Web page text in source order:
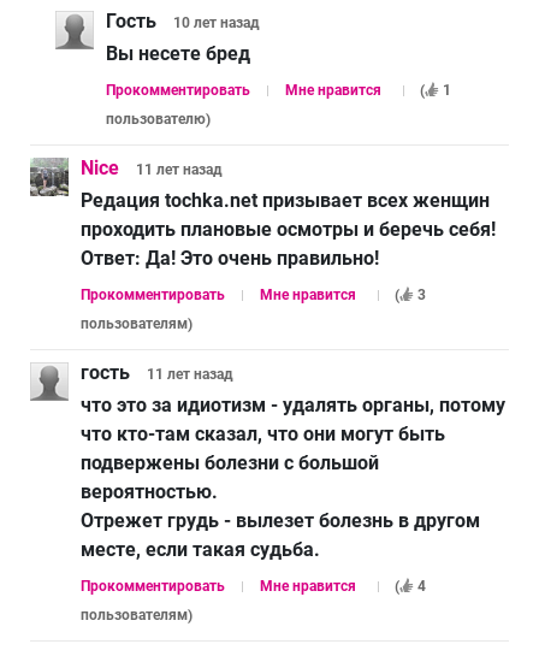
Гость 10 лет назад
Вы несете бред
Прокомментировать Мне нравится (
1
пользователю)
Nice 11 лет назад
Редация tochka.net призывает всех женщин
проходить плановые осмотры и беречь себя!
Ответ: Да! Это очень правильно!
Прокомментировать Мне нравится (
3
пользователям)
гость 11 лет назад
что это за идиотизм - удалять органы, потому
что кто-там сказал, что они могут быть
подвержены болезни с большой
вероятностью.
Отрежет грудь - вылезет болезнь в другом
месте, если такая судьба.
Прокомментировать Мне нравится (
4
пользователям)